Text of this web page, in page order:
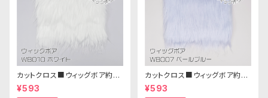
カットクロス■ウィッグボア約8c
m(ホワイト)WB010 ボア生地
25cm × 45cm
¥593
カットクロス■ウィッグボア約8c
m(ペールブルー)WB007ボア
生地 25cm × 45cm
¥593